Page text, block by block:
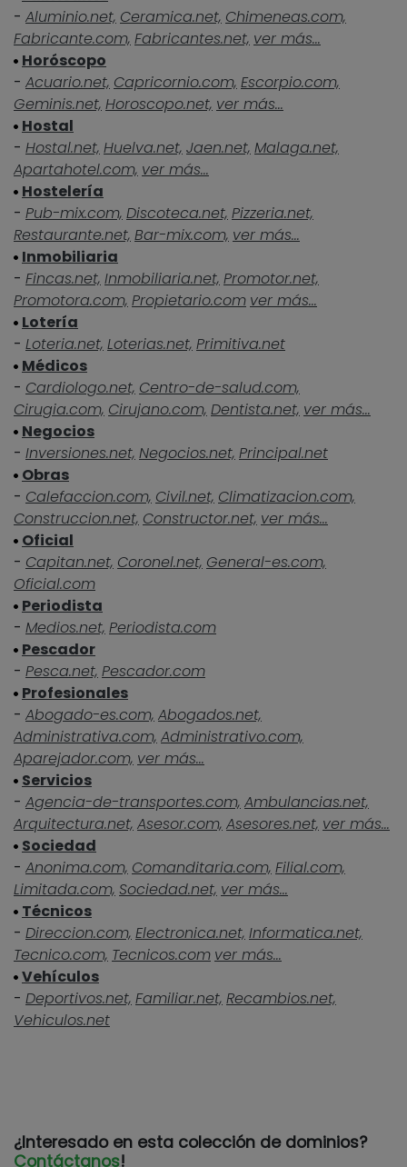
- Aluminio.net, Ceramica.net, Chimeneas.com,
Fabricante.com, Fabricantes.net, ver más...
Horóscopo
- Acuario.net, Capricornio.com, Escorpio.com,
Geminis.net, Horoscopo.net, ver más...
Hostal
- Hostal.net, Huelva.net, Jaen.net, Malaga.net,
Apartahotel.com, ver más...
Hostelería
- Pub-mix.com, Discoteca.net, Pizzeria.net,
Restaurante.net, Bar-mix.com, ver más...
Inmobiliaria
- Fincas.net, Inmobiliaria.net, Promotor.net,
Promotora.com, Propietario.com ver más...
Lotería
- Loteria.net, Loterias.net, Primitiva.net
Médicos
- Cardiologo.net, Centro-de-salud.com,
Cirugia.com, Cirujano.com, Dentista.net, ver más...
Negocios
- Inversiones.net, Negocios.net, Principal.net
Obras
- Calefaccion.com, Civil.net, Climatizacion.com,
Construccion.net, Constructor.net, ver más...
Oficial
- Capitan.net, Coronel.net, General-es.com,
Oficial.com
Periodista
- Medios.net, Periodista.com
Pescador
- Pesca.net, Pescador.com
Profesionales
- Abogado-es.com, Abogados.net,
Administrativa.com, Administrativo.com,
Aparejador.com, ver más...
Servicios
- Agencia-de-transportes.com, Ambulancias.net,
Arquitectura.net, Asesor.com, Asesores.net, ver más...
Sociedad
- Anonima.com, Comanditaria.com, Filial.com,
Limitada.com, Sociedad.net, ver más...
Técnicos
- Direccion.com, Electronica.net, Informatica.net,
Tecnico.com, Tecnicos.com ver más...
Vehículos
- Deportivos.net, Familiar.net, Recambios.net,
Vehiculos.net
¿Interesado en esta colección de dominios?
Contáctanos!